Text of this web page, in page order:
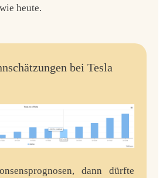
heute.
bei Tesla
dann dürfte